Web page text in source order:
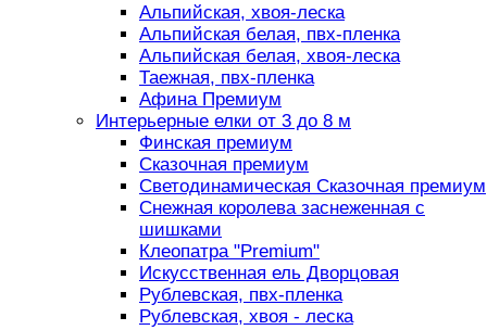
Альпийская, хвоя-леска
Альпийская белая, пвх-пленка
Альпийская белая, хвоя-леска
Таежная, пвх-пленка
Афина Премиум
Интерьерные елки от 3 до 8 м
Финская премиум
Сказочная премиум
Светодинамическая Сказочная премиум
Снежная королева заснеженная с
шишками
Клеопатра "Premium"
Искусственная ель Дворцовая
Рублевская, пвх-пленка
Рублевская, хвоя - леска